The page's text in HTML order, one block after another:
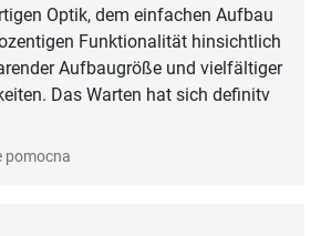
Optik, dem einfachen Aufbau
Funktionalität hinsichtlich
Aufbaugröße und vielfältiger
Das Warten hat sich definitv
pomocna